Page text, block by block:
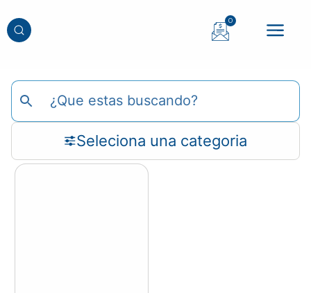
0
Seleciona una categoria